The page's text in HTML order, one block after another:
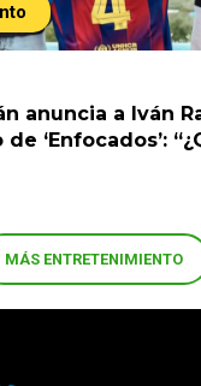
anuncia a Iván
‘Enfocados’:
MÁS ENTRETENIMIENTO